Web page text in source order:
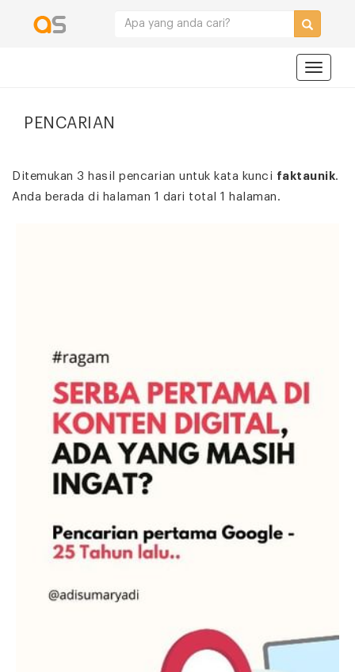
PENCARIAN
Ditemukan 3 hasil pencarian untuk kata kunci faktaunik.
Anda berada di halaman 1 dari total 1 halaman.